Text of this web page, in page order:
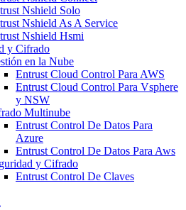
Nshield Solo
Nshield As A Service
Nshield Hsmi
y Cifrado
en la Nube
Entrust Cloud Control Para AWS
Entrust Cloud Control Para Vsphere
y NSW
Multinube
Entrust Control De Datos Para
Azure
Entrust Control De Datos Para Aws
y Cifrado
Entrust Control De Claves